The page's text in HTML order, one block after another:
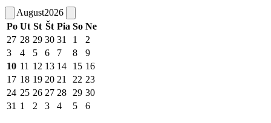
August2026
Po Ut St Št Pia So Ne
27 28 29 30 31 1
2
3
4 5 6 7 8
9
10 11 12 13 14 15 16
17 18 19 20 21 22 23
24 25 26 27 28 29 30
31 1 2 3 4 5 6